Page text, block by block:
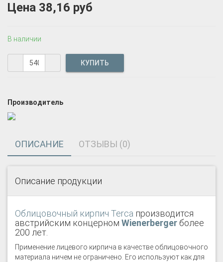
Цена 38,16 руб
В наличии
Производитель
ОПИСАНИЕ ОТЗЫВЫ (0)
Описание продукции
Облицовочный кирпич Terca производится
австрийским концерном Wienerberger более
200 лет.
Применение лицевого кирпича в качестве облицовочного
материала ничем не ограничено. Его используют как для